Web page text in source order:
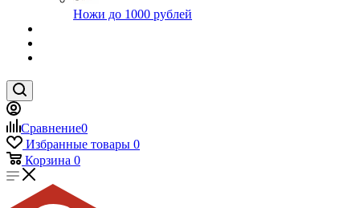
Ножи до 1000 рублей
Сравнение0
Избранные товары 0
Корзина 0